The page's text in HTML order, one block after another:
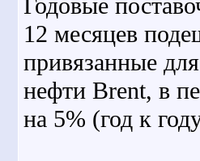
Годовые
12 месяцев
привязанные
нефти Brent, в
на 5% (год к